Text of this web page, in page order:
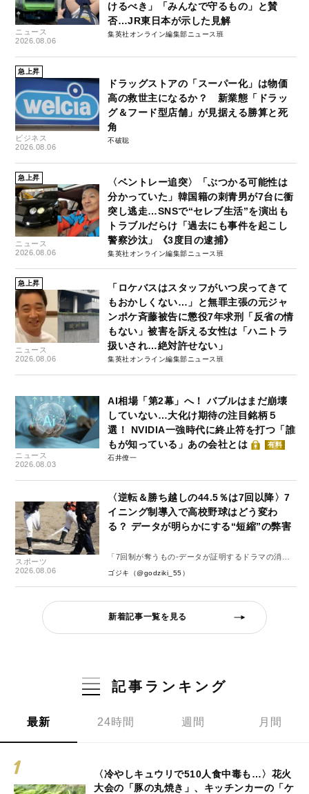
ニュース
2026.08.06
けるべき」「みんなで守るもの」と賛
否…JR東日本が示した見解
集英社オンライン編集部ニュース班
急上昇
ビジネス
2026.08.06
ドラッグストアの「スーパー化」は物価
高の救世主になるか？ 新業態「ドラッ
グ＆フード型店舗」が見据える勝算と死
角
不破聡
急上昇
ニュース
2026.08.06
〈ベントレー追突〉「ぶつかる可能性は
分かっていた」韓国籍の刺青男が7台に衝
突し逃走…SNSで“セレブ生活”を演出も
トラブルだらけ「過去にも事件を起こし
警察沙汰」《3度目の逮捕》
集英社オンライン編集部ニュース班
急上昇
ニュース
2026.08.06
「ロケバスはスタッフがいつ戻ってきて
もおかしくない…」と無罪主張の元ジャ
ンポケ斉藤被告に懲役7年求刑「反省の情
もない」被害を訴える女性は「ハニトラ
扱いされ…絶対許せない」
集英社オンライン編集部ニュース班
ニュース
2026.08.03
AI相場「第2幕」へ！ バブルはまだ崩壊
していない…大化け期待の注目銘柄５
選！ NVIDIA一強時代に終止符を打つ「誰
もが知っている」あの会社とは
有料
石井僚一
スポーツ
2026.08.06
〈逆転＆勝ち越しの44.5％は7回以降〉7
イニング制導入で高校野球はどう変わ
る？ データが明らかにする“短縮”の弊害
「7回制が奪うもの-データが証明するドラマの消
失-」
ゴジキ（@godziki_55）
新着記事一覧を見る
記事ランキング
最新 24時間 週間 月間
〈冷やしキュウリで510人食中毒も…〉花火
大会の「豚の丸焼き」、キッチンカーの「ケ